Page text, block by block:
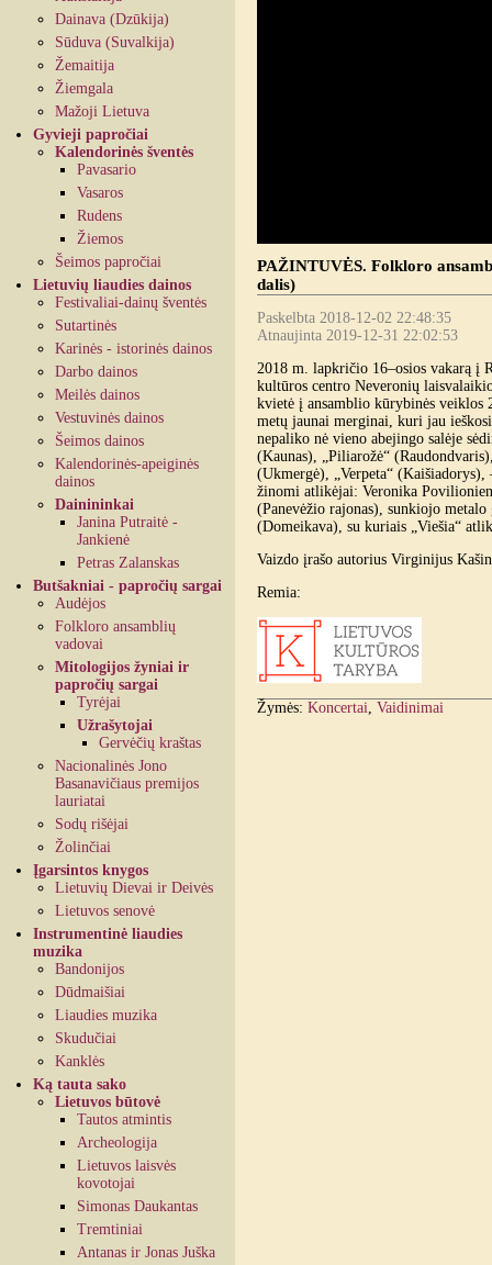
Dainava (Dzūkija)
Sūduva (Suvalkija)
Žemaitija
Žiemgala
Mažoji Lietuva
Gyvieji papročiai
Kalendorinės šventės
Pavasario
Vasaros
Rudens
Žiemos
Šeimos papročiai
Lietuvių liaudies dainos
Festivaliai-dainų šventės
Sutartinės
Karinės - istorinės dainos
Darbo dainos
Meilės dainos
Vestuvinės dainos
Šeimos dainos
Kalendorinės-apeiginės
dainos
Dainininkai
Janina Putraitė -
Jankienė
Petras Zalanskas
Butšakniai - papročių sargai
Audėjos
Folkloro ansamblių
vadovai
Mitologijos žyniai ir
papročių sargai
Tyrėjai
Užrašytojai
Gervėčių kraštas
Nacionalinės Jono
Basanavičiaus premijos
lauriatai
Sodų rišėjai
Žolinčiai
Įgarsintos knygos
Lietuvių Dievai ir Deivės
Lietuvos senovė
Instrumentinė liaudies
muzika
Bandonijos
Dūdmaišiai
Liaudies muzika
Skudučiai
Kanklės
Ką tauta sako
Lietuvos būtovė
Tautos atmintis
Archeologija
Lietuvos laisvės
kovotojai
Simonas Daukantas
Tremtiniai
Antanas ir Jonas Juška
PAŽINTUVĖS. Folkloro
dalis)
Paskelbta 2018-12-02 22:48:35
Atnaujinta 2019-12-31 22:02:53
2018 m. lapkričio 16–osios vakarą į
kultūros centro Neveronių
kvietė į ansamblio kūrybinės veiklos
metų jaunai merginai, kuri jau
nepaliko nė vieno abejingo salėje
(Kaunas), „Piliarožė“
(Ukmergė), „Verpeta“
žinomi atlikėjai: Veronika
(Panevėžio rajonas), sunkiojo
(Domeikava), su kuriais „Viešia“
Vaizdo įrašo autorius Virginijus
Remia:
Žymės: Koncertai Vaidinimai